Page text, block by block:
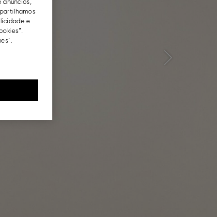
Next
anúncios,
e